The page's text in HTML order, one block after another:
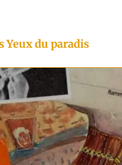
Yeux du paradis